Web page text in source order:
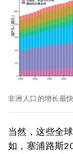
非洲人口的增长最快
当然，这些全
如，塞浦路斯